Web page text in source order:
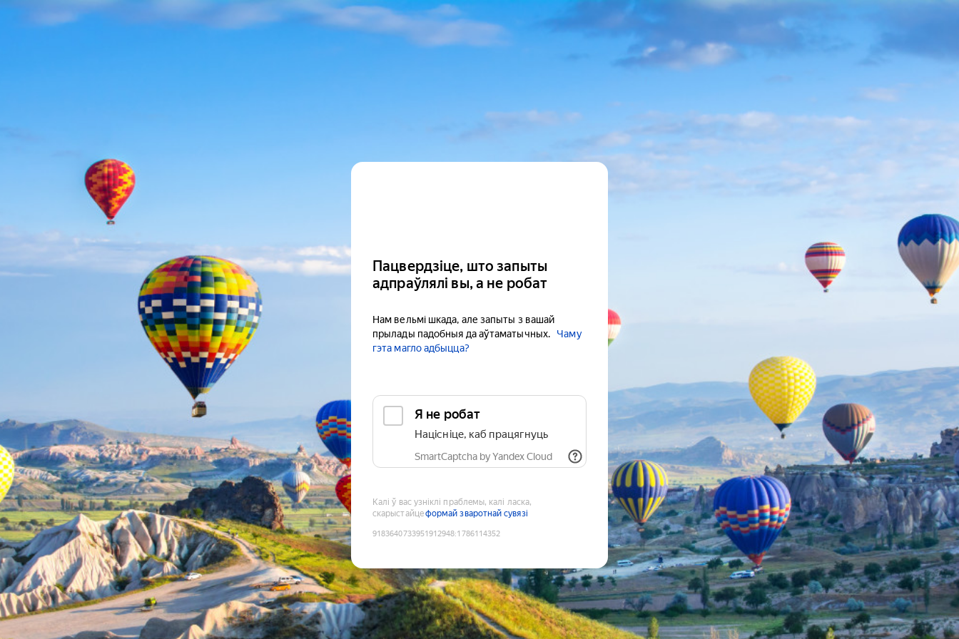
Пацвердзіце, што запыты
адпраўлялі вы, а не робат
Нам вельмі шкада, але запыты з вашай
прылады падобныя да аўтаматычных.
Чаму
гэта магло адбыцца?
Я не робат
Націсніце, каб працягнуць
SmartCaptcha by Yandex Cloud
Калі ў вас узніклі праблемы, калі ласка,
скарыстайцеформай зваротнай сувязі
9183640733951912948:1786114352